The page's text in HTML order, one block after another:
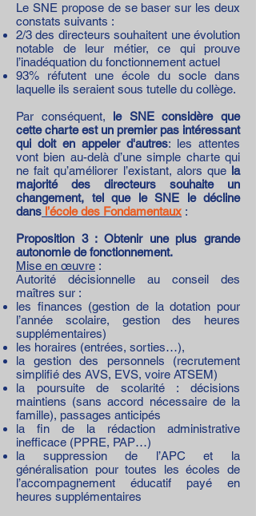
Le SNE propose de se baser sur les deux
constats suivants :
2/3 des directeurs souhaitent une évolution
notable de leur métier, ce qui prouve
l’inadéquation du fonctionnement actuel
93% réfutent une école du socle dans
laquelle ils seraient sous tutelle du collège.
Par conséquent, le SNE considère que
cette charte est un premier pas intéressant
qui doit en appeler d'autres: les attentes
vont bien au-delà d’une simple charte qui
ne fait qu’améliorer l’existant, alors que la
majorité des directeurs souhaite un
changement, tel que le SNE le décline
dans l’école des Fondamentaux :
Proposition 3 : Obtenir une plus grande
autonomie de fonctionnement.
Mise en œuvre :
Autorité décisionnelle au conseil des
maîtres sur :
les finances (gestion de la dotation pour
l’année scolaire, gestion des heures
supplémentaires)
les horaires (entrées, sorties…),
la gestion des personnels (recrutement
simplifié des AVS, EVS, voire ATSEM)
la poursuite de scolarité : décisions
maintiens (sans accord nécessaire de la
famille), passages anticipés
la fin de la rédaction administrative
inefficace (PPRE, PAP…)
la suppression de l’APC et la
généralisation pour toutes les écoles de
l’accompagnement éducatif payé en
heures supplémentaires